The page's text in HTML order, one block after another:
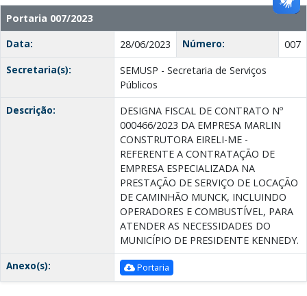
Portaria 007/2023
Data:
28/06/2023 Número:
007
Secretaria(s):
SEMUSP - Secretaria de Serviços
Públicos
Descrição:
DESIGNA FISCAL DE CONTRATO Nº
000466/2023 DA EMPRESA MARLIN
CONSTRUTORA EIRELI-ME -
REFERENTE A CONTRATAÇÃO DE
EMPRESA ESPECIALIZADA NA
PRESTAÇÃO DE SERVIÇO DE LOCAÇÃO
DE CAMINHÃO MUNCK, INCLUINDO
OPERADORES E COMBUSTÍVEL, PARA
ATENDER AS NECESSIDADES DO
MUNICÍPIO DE PRESIDENTE KENNEDY.
Anexo(s):
Portaria